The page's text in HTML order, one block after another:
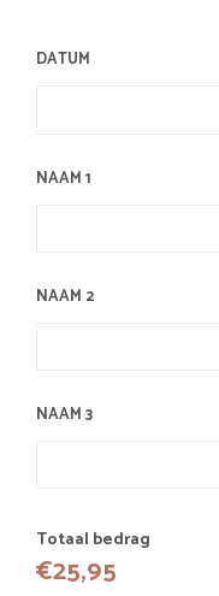
DATUM
NAAM 1
NAAM 2
NAAM 3
Totaal bedrag
€25,95